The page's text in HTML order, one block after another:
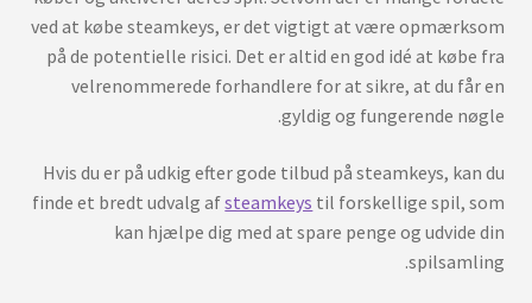
ved at købe steamkeys, er det vigtigt at være opmærksom
på de potentielle risici. Det er altid en god idé at købe fra
velrenommerede forhandlere for at sikre, at du får en
gyldig og fungerende nøgle.
Hvis du er på udkig efter gode tilbud på steamkeys, kan du
finde et bredt udvalg afsteamkeys til forskellige spil, som
kan hjælpe dig med at spare penge og udvide din
spilsamling.